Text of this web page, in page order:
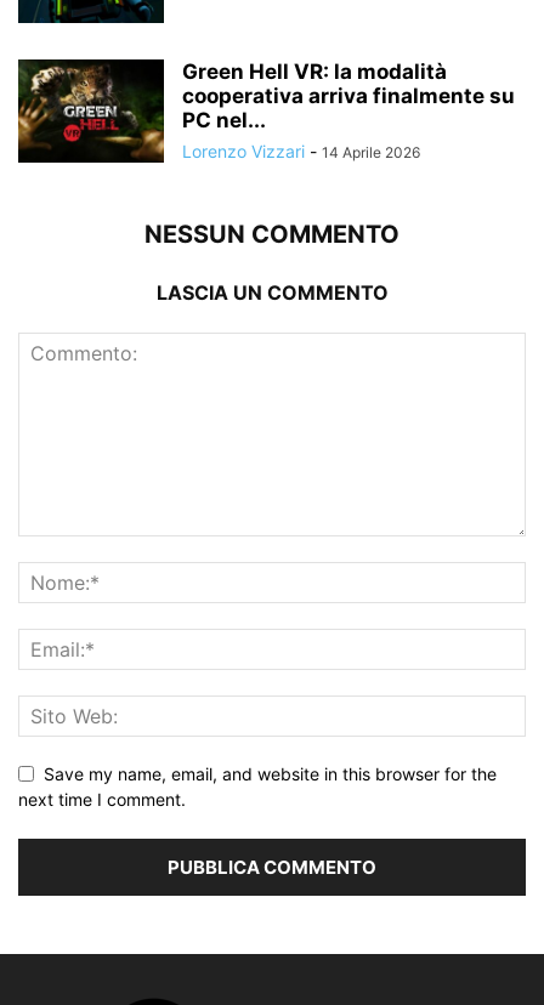
Green Hell VR: la modalità
cooperativa arriva finalmente su
PC nel...
Lorenzo Vizzari - 14 Aprile 2026
NESSUN COMMENTO
LASCIA UN COMMENTO
Save my name, email, and website in this browser for the
next time I comment.